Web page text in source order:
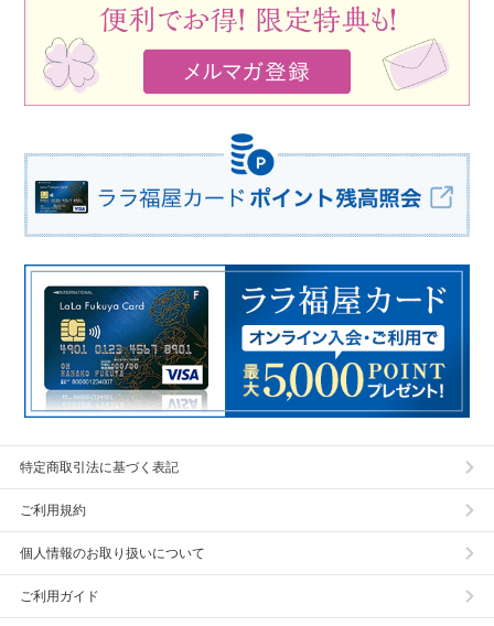
特定商取引法に基づく表記
ご利用規約
個人情報のお取り扱いについて
ご利用ガイド